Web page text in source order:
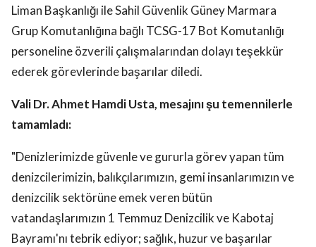
Liman Başkanlığı ile Sahil Güvenlik Güney Marmara
Grup Komutanlığına bağlı TCSG-17 Bot Komutanlığı
personeline özverili çalışmalarından dolayı teşekkür
ederek görevlerinde başarılar diledi.
Vali Dr. Ahmet Hamdi Usta, mesajını şu temennilerle
tamamladı:
"Denizlerimizde güvenle ve gururla görev yapan tüm
denizcilerimizin, balıkçılarımızın, gemi insanlarımızın ve
denizcilik sektörüne emek veren bütün
vatandaşlarımızın 1 Temmuz Denizcilik ve Kabotaj
Bayramı'nı tebrik ediyor; sağlık, huzur ve başarılar